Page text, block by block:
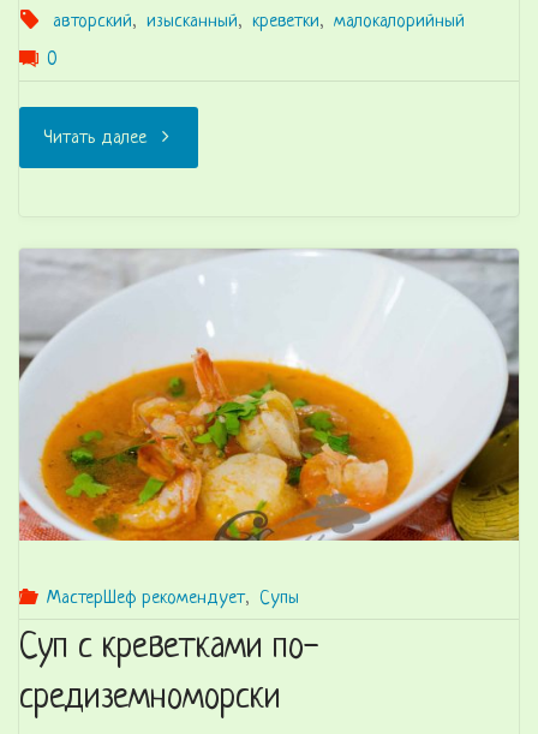
авторский, изысканный, креветки, малокалорийный
0
Читать далее"Паста
креветками
базиликом"
МастерШеф рекомендует, Супы
Суп с креветками по-
средиземноморски